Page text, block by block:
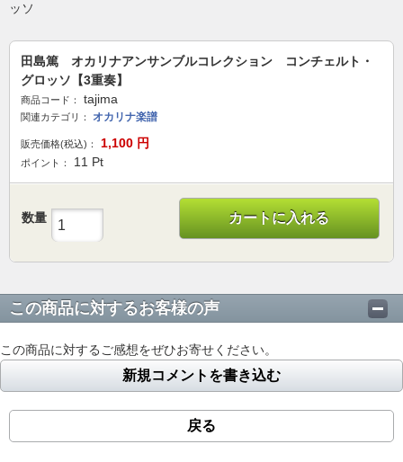
ッソ
田島篤 オカリナアンサンブルコレクション コンチェルト・
グロッソ【3重奏】
商品コード： tajima
関連カテゴリ： オカリナ楽譜
販売価格(税込)： 1,100 円
ポイント： 11 Pt
数量 カートに入れる
この商品に対するお客様の声
この商品に対するご感想をぜひお寄せください。
新規コメントを書き込む
戻る